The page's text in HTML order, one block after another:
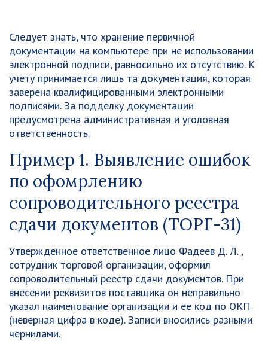
Следует знать, что хранение первичной
документации на компьютере при не использовании
электронной подписи, равносильно их отсутствию. К
учету принимается лишь та документация, которая
заверена квалифицированными электронными
подписями. За подделку документации
предусмотрена административная и уголовная
ответственность.
Пример 1. Выявление ошибок
по офомрлению
сопроводительного реестра
сдачи документов (ТОРГ-31)
Утвержденное ответственное лицо Фадеев Д. Л. ,
сотрудник торговой организации, оформил
сопроводительный реестр сдачи документов. При
внесении реквизитов поставщика он неправильно
указал наименование организации и ее код по ОКП
(неверная цифра в коде). Записи вносились разными
чернилами.